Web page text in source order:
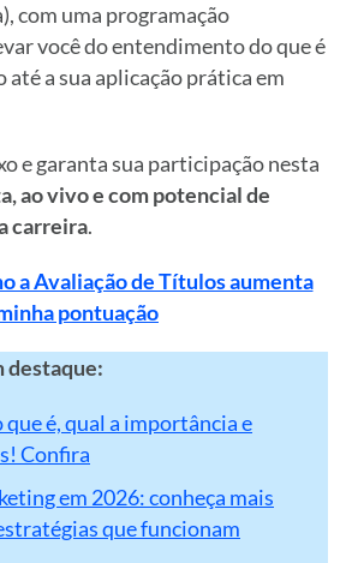
com uma programação
você do entendimento do que é
a sua aplicação prática em
e garanta sua participação nesta
ao vivo e com potencial de
carreira.
a Avaliação de Títulos aumenta
pontuação
destaque:
é, qual a importância e
Confira
em 2026: conheça mais
que funcionam